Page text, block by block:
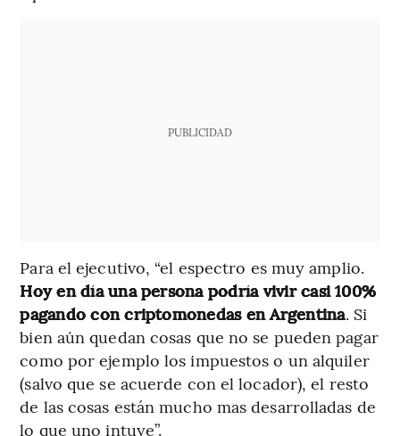
PUBLICIDAD
Para el ejecutivo, “el espectro es muy amplio.
Hoy en día una persona podría vivir casi 100%
pagando con criptomonedas en Argentina. Si
bien aún quedan cosas que no se pueden pagar
como por ejemplo los impuestos o un alquiler
(salvo que se acuerde con el locador), el resto
de las cosas están mucho mas desarrolladas de
lo que uno intuye”.